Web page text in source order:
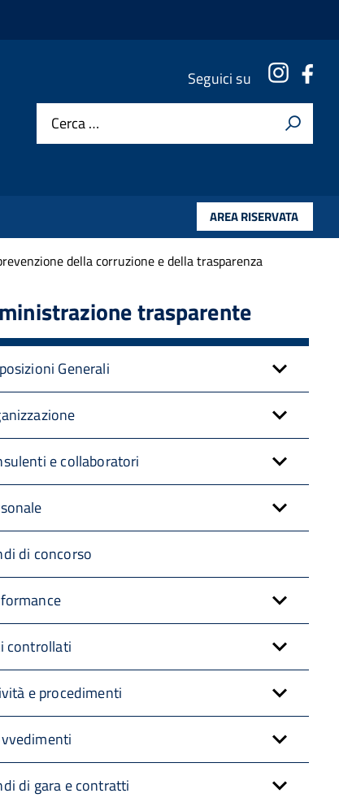
Seguici su
Cerca …
AREA RISERVATA
della corruzione e della trasparenza
trasparente
Generali
e collaboratori
di concorso
controllati
e procedimenti
di gara e contratti